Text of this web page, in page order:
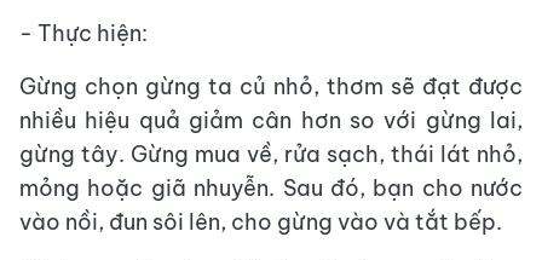
- Thực hiện:
Gừng chọn gừng ta củ nhỏ, thơm sẽ đạt được
nhiều hiệu quả giảm cân hơn so với gừng lai,
gừng tây. Gừng mua về, rửa sạch, thái lát nhỏ,
mỏng hoặc giã nhuyễn. Sau đó, bạn cho nước
vào nồi, đun sôi lên, cho gừng vào và tắt bếp.